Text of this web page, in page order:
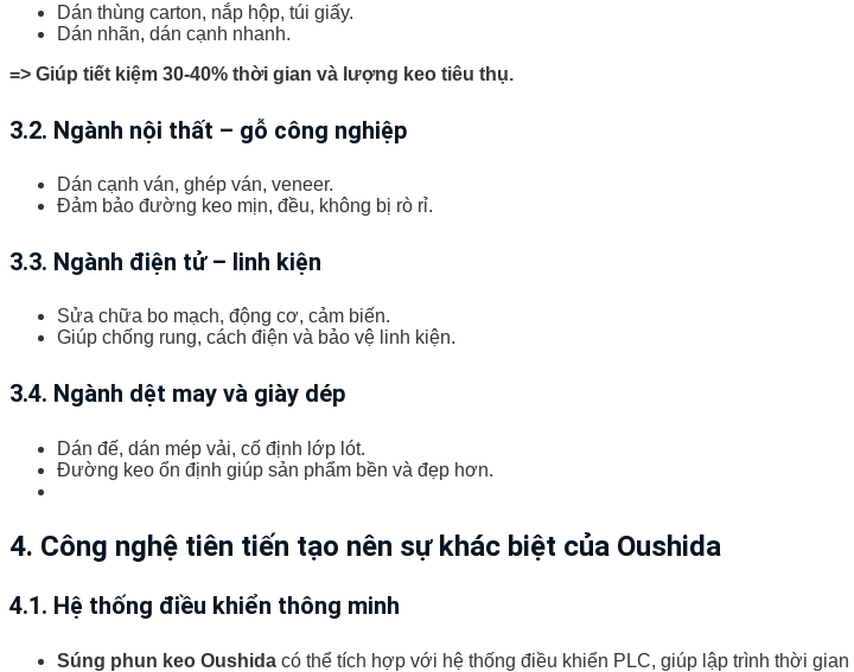
Dán thùng carton, nắp hộp, túi giấy.
Dán nhãn, dán cạnh nhanh.
=> Giúp tiết kiệm 30-40% thời gian và lượng keo tiêu thụ.
3.2. Ngành nội thất – gỗ công nghiệp
Dán cạnh ván, ghép ván, veneer.
Đảm bảo đường keo mịn, đều, không bị rò rỉ.
3.3. Ngành điện tử – linh kiện
Sửa chữa bo mạch, động cơ, cảm biến.
Giúp chống rung, cách điện và bảo vệ linh kiện.
3.4. Ngành dệt may và giày dép
Dán đế, dán mép vải, cố định lớp lót.
Đường keo ổn định giúp sản phẩm bền và đẹp hơn.
4. Công nghệ tiên tiến tạo nên sự khác biệt của Oushida
4.1. Hệ thống điều khiển thông minh
Súng phun keo Oushida có thể tích hợp với hệ thống điều khiển PLC, giúp lập trình thời